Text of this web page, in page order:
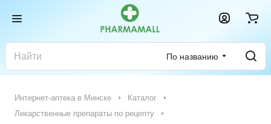
По названию
Интернет-аптека в Минске
Каталог
Лекарственные препараты по рецепту